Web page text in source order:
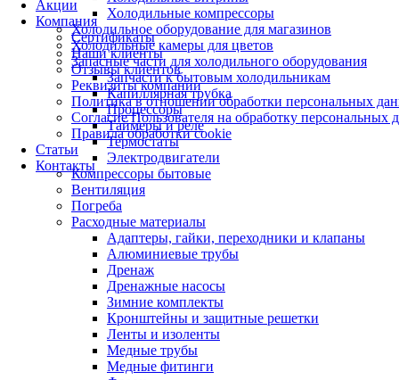
Акции
Компания
Сертификаты
Наши клиенты
Отзывы клиентов
Реквизиты компании
Политика в отношении обработки персональных
Согласие Пользователя на обработку персональных
Правила обработки cookie
Статьи
Контакты
Холодильные компрессоры
Холодильное оборудование для магазинов
Холодильные камеры для цветов
Запасные части для холодильного оборудования
Запчасти к бытовым холодильникам
Капиллярная трубка
Процессоры
Таймеры и реле
Термостаты
Электродвигатели
Компрессоры бытовые
Вентиляция
Погреба
Расходные материалы
Адаптеры, гайки, переходники и клапаны
Алюминиевые трубы
Дренаж
Дренажные насосы
Зимние комплекты
Кронштейны и защитные решетки
Ленты и изоленты
Медные трубы
Медные фитинги